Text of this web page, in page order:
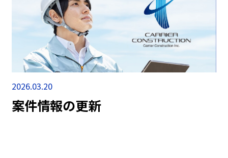
2026.03.20
案件情報の更新